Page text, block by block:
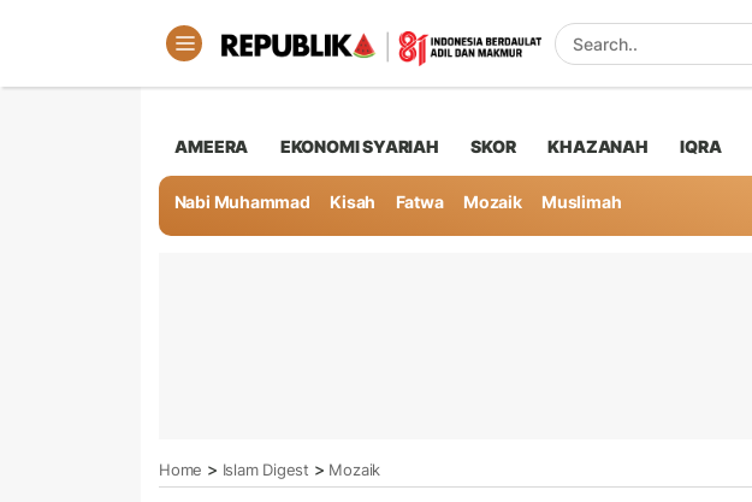
AMEERA EKONOMI SYARIAH SKOR KHAZANAH IQRA
Nabi Muhammad Kisah Fatwa Mozaik Muslimah
Home > Islam Digest > Mozaik